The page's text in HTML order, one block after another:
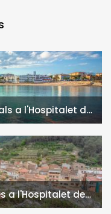
a l'Hospitalet de
Llors
a l'Hospitalet de
Llors